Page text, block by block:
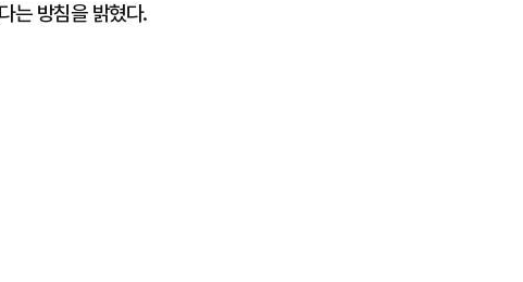
는 방침을 밝혔다.